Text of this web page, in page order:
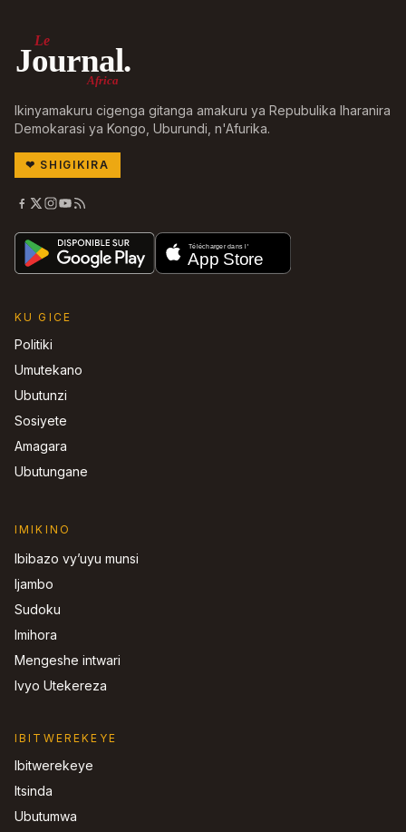
Le
Journal.
Africa
Ikinyamakuru cigenga gitanga amakuru ya Repubulika Iharanira
Demokarasi ya Kongo, Uburundi, n'Afurika.
❤ SHIGIKIRA
KU GICE
Politiki
Umutekano
Ubutunzi
Sosiyete
Amagara
Ubutungane
IMIKINO
Ibibazo vy’uyu munsi
Ijambo
Sudoku
Imihora
Mengeshe intwari
Ivyo Utekereza
IBITWEREKEYE
Ibitwerekeye
Itsinda
Ubutumwa